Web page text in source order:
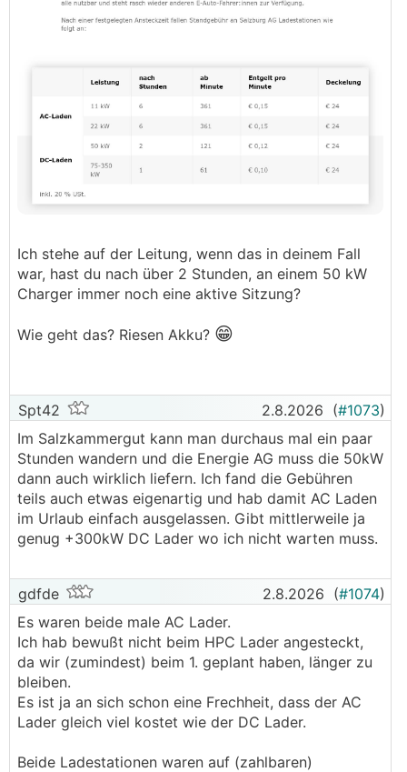
Ich stehe auf der Leitung, wenn das in deinem Fall
war, hast du nach über 2 Stunden, an einem 50 kW
Charger immer noch eine aktive Sitzung?
Wie geht das? Riesen Akku? 😁
Spt42 2.8.2026 (#1073)
Im Salzkammergut kann man durchaus mal ein paar
Stunden wandern und die Energie AG muss die 50kW
dann auch wirklich liefern. Ich fand die Gebühren
teils auch etwas eigenartig und hab damit AC Laden
im Urlaub einfach ausgelassen. Gibt mittlerweile ja
genug +300kW DC Lader wo ich nicht warten muss.
gdfde 2.8.2026 (#1074)
Es waren beide male AC Lader.
Ich hab bewußt nicht beim HPC Lader angesteckt,
da wir (zumindest) beim 1. geplant haben, länger zu
bleiben.
Es ist ja an sich schon eine Frechheit, dass der AC
Lader gleich viel kostet wie der DC Lader.
Beide Ladestationen waren auf (zahlbaren)